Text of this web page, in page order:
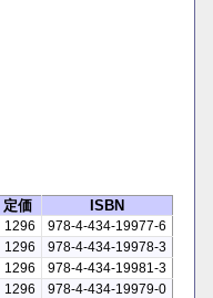
定価 ISBN
1296
978-4-434-19977-6
1296
978-4-434-19978-3
1296
978-4-434-19981-3
1296
978-4-434-19979-0